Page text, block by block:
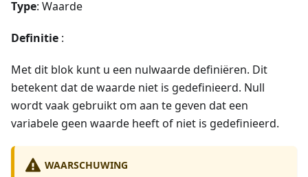
Type: Waarde
Definitie :
Met dit blok kunt u een nulwaarde definiëren. Dit
betekent dat de waarde niet is gedefinieerd. Null
wordt vaak gebruikt om aan te geven dat een
variabele geen waarde heeft of niet is gedefinieerd.
WAARSCHUWING